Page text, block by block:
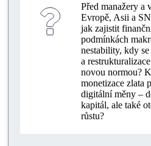
Před manažery a
Evropě, Asii a
jak zajistit
podmínkách
nestability, kdy
a
novou normou?
monetizace zlata
digitální měny –
kapitál, ale také
růstu?